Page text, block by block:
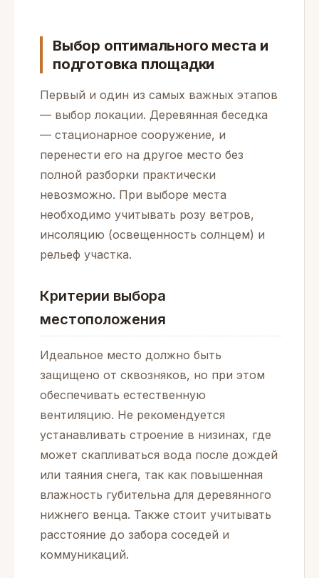
Выбор оптимального места и
подготовка площадки
Первый и один из самых важных этапов
— выбор локации. Деревянная беседка
— стационарное сооружение, и
перенести его на другое место без
полной разборки практически
невозможно. При выборе места
необходимо учитывать розу ветров,
инсоляцию (освещенность солнцем) и
рельеф участка.
Критерии выбора
местоположения
Идеальное место должно быть
защищено от сквозняков, но при этом
обеспечивать естественную
вентиляцию. Не рекомендуется
устанавливать строение в низинах, где
может скапливаться вода после дождей
или таяния снега, так как повышенная
влажность губительна для деревянного
нижнего венца. Также стоит учитывать
расстояние до забора соседей и
коммуникаций.